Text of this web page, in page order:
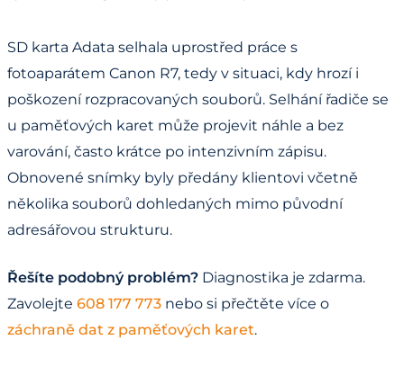
SD karta Adata selhala uprostřed práce s
fotoaparátem Canon R7, tedy v situaci, kdy hrozí i
poškození rozpracovaných souborů. Selhání řadiče se
u paměťových karet může projevit náhle a bez
varování, často krátce po intenzivním zápisu.
Obnovené snímky byly předány klientovi včetně
několika souborů dohledaných mimo původní
adresářovou strukturu.
Řešíte podobný problém? Diagnostika je zdarma.
Zavolejte 608 177 773 nebo si přečtěte více o
záchraně dat z paměťových karet.